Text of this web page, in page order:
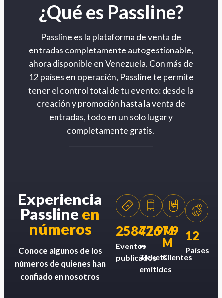
¿Qué es Passline?
Passline es la plataforma de venta de
entradas completamente autogestionable,
ahora disponible en Venezuela. Con más de
12 países en operación, Passline te permite
tener el control total de tu evento: desde la
creación y promoción hasta la venta de
entradas, todo en un solo lugar y
completamente gratis.
Experiencia
Passline en
números
Conoce algunos de los
números de quienes han
confiado en nosotros
258426
Eventos
publicados
77.9M
e-
Tickets
emitidos
7.9
M
Clientes
12
Países